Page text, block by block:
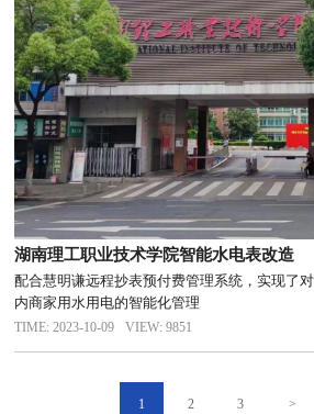
湖南理工职业技术学院智能水电表改造
配合慧明谦远程抄表预付费管理系统，实现了
内商家用水用电的智能化管理
TIME: 2023-10-09 VIEW: 9851
1 2 3 >